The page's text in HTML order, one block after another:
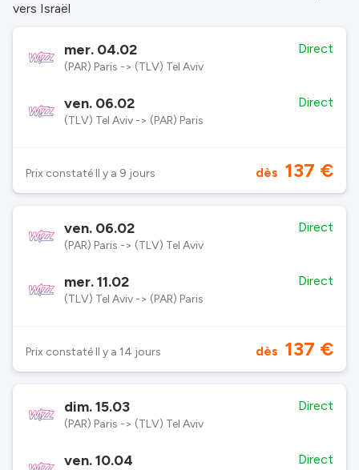
vers Israël
mer. 04.02
(PAR) Paris -> (TLV) Tel Aviv
Direct
ven. 06.02
(TLV) Tel Aviv -> (PAR) Paris
Direct
Prix constaté Il y a 9 jours dès 137 €
ven. 06.02
(PAR) Paris -> (TLV) Tel Aviv
Direct
mer. 11.02
(TLV) Tel Aviv -> (PAR) Paris
Direct
Prix constaté Il y a 14 jours dès 137 €
dim. 15.03
(PAR) Paris -> (TLV) Tel Aviv
Direct
ven. 10.04 Direct